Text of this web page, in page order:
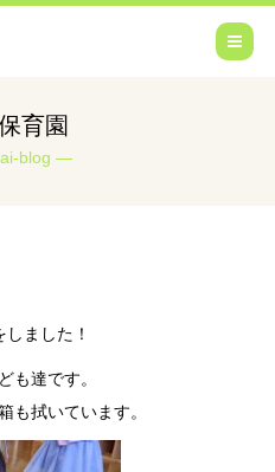
育園
blog
ました！
も達です。
も拭いています。